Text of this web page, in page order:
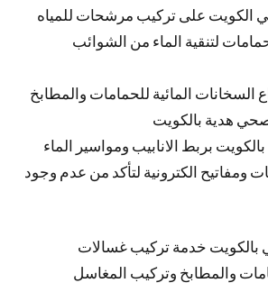
الكويت على تركيب مرشحات للمياه
لتنقية الماء من الشوائب
السخانات المائية للحمامات والمطابخ
هدية بالكويت
بربط الانابيب ومواسير الماء
ومفاتيح الكترونية لتأكد من عدم وجود
خدمة تركيب غسالات
والمطابخ وتركيب المغاسل